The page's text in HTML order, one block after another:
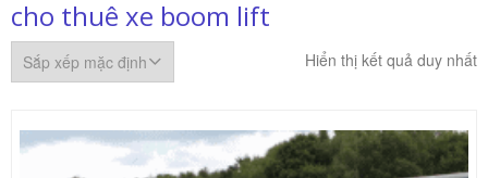
cho thuê xe boom lift
Hiển thị kết quả duy nhất